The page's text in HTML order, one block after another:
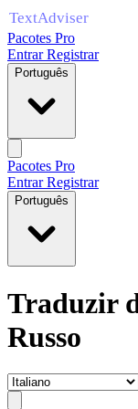
Pacotes Pro
EntrarRegistrar
Português
Pacotes Pro
EntrarRegistrar
Português
Traduzir
Russo